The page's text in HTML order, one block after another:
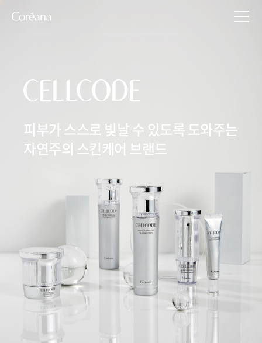
피부가 스스로 빛날 수 있도록 도와주는
자연주의 스킨케어 브랜드